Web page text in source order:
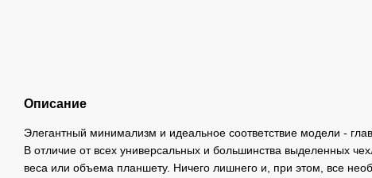
Описание
Элегантный минимализм и идеальное соответствие модели -
В отличие от всех универсальных и большинства выделенных
веса или объема планшету. Ничего лишнего и, при этом, все